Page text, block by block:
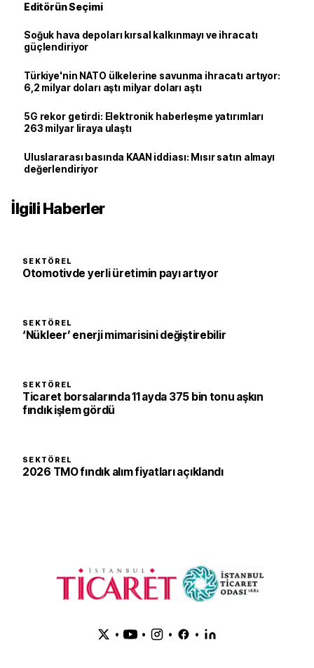
Editörün Seçimi
Soğuk hava depoları kırsal kalkınmayı ve ihracatı
güçlendiriyor
Türkiye'nin NATO ülkelerine savunma ihracatı artıyor:
6,2 milyar doları aştı milyar doları aştı
5G rekor getirdi: Elektronik haberleşme yatırımları
263 milyar liraya ulaştı
Uluslararası basında KAAN iddiası: Mısır satın almayı
değerlendiriyor
İlgili Haberler
SEKTÖREL
Otomotivde yerli üretimin payı artıyor
SEKTÖREL
‘Nükleer’ enerji mimarisini değiştirebilir
SEKTÖREL
Ticaret borsalarında 11 ayda 375 bin tonu aşkın
fındık işlem gördü
SEKTÖREL
2026 TMO fındık alım fiyatları açıklandı
• • • •